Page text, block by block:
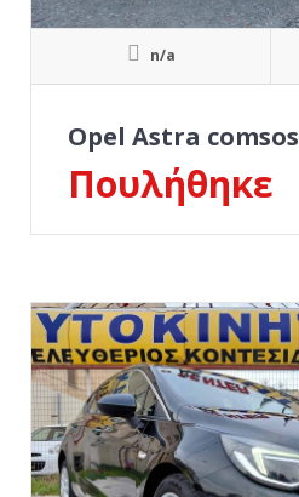
n/a
Opel Astra comsos
Πουλήθηκε